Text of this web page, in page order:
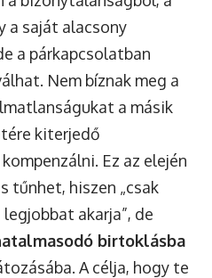
a saját alacsony
a párkapcsolatban
Nem bíznak meg a
a másik
kiterjedő
Ez az elején
tűnhet, hiszen „csak
akarja”, de
birtoklásba
A célja, hogy te